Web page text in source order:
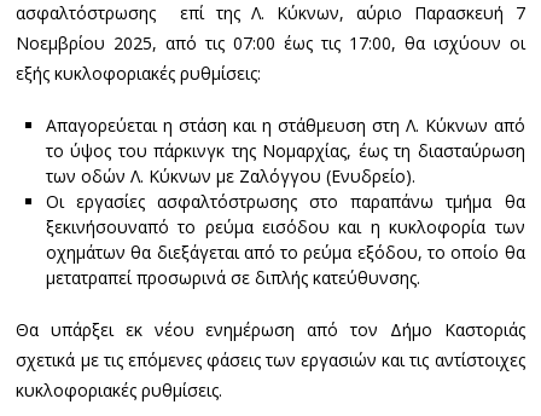
ασφαλτόστρωσης επί της Λ. Κύκνων, αύριο Παρασκευή 7
Νοεμβρίου 2025, από τις 07:00 έως τις 17:00, θα ισχύουν οι
εξής κυκλοφοριακές ρυθμίσεις:
Απαγορεύεται η στάση και η στάθμευση στη Λ. Κύκνων από
το ύψος του πάρκινγκ της Νομαρχίας, έως τη διασταύρωση
των οδών Λ. Κύκνων με Ζαλόγγου (Ενυδρείο).
Οι εργασίες ασφαλτόστρωσης στο παραπάνω τμήμα θα
ξεκινήσουναπό το ρεύμα εισόδου και η κυκλοφορία των
οχημάτων θα διεξάγεται από το ρεύμα εξόδου, το οποίο θα
μετατραπεί προσωρινά σε διπλής κατεύθυνσης.
Θα υπάρξει εκ νέου ενημέρωση από τον Δήμο Καστοριάς
σχετικά με τις επόμενες φάσεις των εργασιών και τις αντίστοιχες
κυκλοφοριακές ρυθμίσεις.